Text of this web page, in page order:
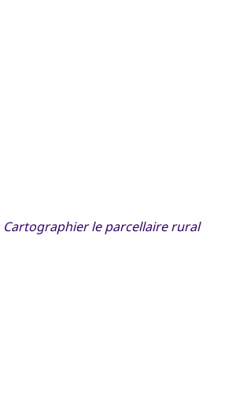
Cartographier le parcellaire rural